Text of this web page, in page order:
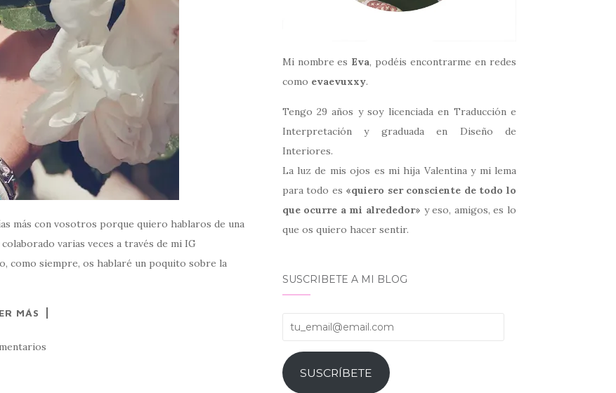
más con vosotros porque quiero hablaros de una
varias veces a través de mi IG
como siempre, os hablaré un poquito sobre la
MÁS
Mi nombre es Eva, podéis encontrarme en redes
como evaevuxxy.
Tengo 29 años y soy licenciada en Traducción e
Interpretación y graduada en Diseño de
Interiores.
La luz de mis ojos es mi hija Valentina y mi lema
para todo es «quiero ser consciente de todo lo
que ocurre a mi alrededor» y eso, amigos, es lo
que os quiero hacer sentir.
SUSCRIBETE A MI BLOG
tu_email@email.com
SUSCRÍBETE